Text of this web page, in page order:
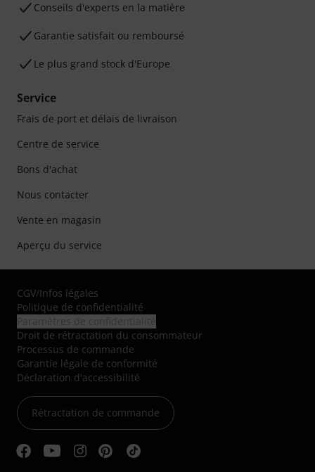
Conseils d'experts en la matière
Garantie satisfait ou remboursé
Le plus grand stock d'Europe
Service
Frais de port et délais de livraison
Centre de service
Bons d'achat
Nous contacter
Vente en magasin
Aperçu du service
CGV/Infos légales
Politique de confidentialité
Droit de rétractation du consommateur
Processus de commande
Garantie légale de conformité
Déclaration d'accessibilité
Rétractation de commande